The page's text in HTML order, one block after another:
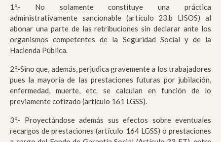
1º.- No solamente constituye una práctica
administrativamente sancionable (artículo 23.b LISOS) al
abonar una parte de las retribuciones sin declarar ante los
organismos competentes de la Seguridad Social y de la
Hacienda Pública.
2º.-Sino que, además, perjudica gravemente a los trabajadores
pues la mayoría de las prestaciones futuras por jubilación,
enfermedad, muerte, etc. se calculan en función de lo
previamente cotizado (artículo 161 LGSS).
3º.- Proyectándose además sus efectos sobre eventuales
recargos de prestaciones (artículo 164 LGSS) o prestaciones